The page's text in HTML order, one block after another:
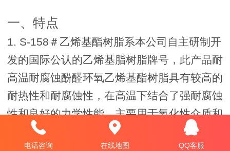
一、特点
1. S-158 ＃乙烯基酯树脂系本公司自主研制开
发的国际公认的乙烯基脂树脂牌号，此产品耐
高温耐腐蚀酚醛环氧乙烯基酯树脂具有较高的
耐热性和耐腐蚀性，在高温下结合了强耐腐蚀
性和良好的力学性能，主要用于氧化性介质和
高温烟囱等各种条件下的重腐蚀场合及特殊腐
电话咨询 在线地图 QQ客服